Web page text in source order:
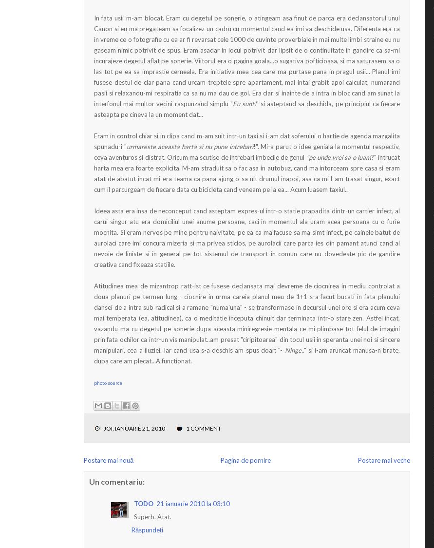
In fata usii m-am blocat. Eram cu degetul pe sonerie, o atingeam asa finut de parca era declansatorul unui
Canon si eu ma pregateam sa focalizez un cadru cu momentul cand ea imi va deschide usa. Diferenta era ca
in vreme ce o fotografie cu ea ar fi revarsat cele 1000 de cuvinte proverbiale in mai multe limbi straine eu nu
gaseam nimic potrivit de spus. Eram asadar in locul potrivit dar lipsit de o continuitate in gandire ca sa-mi
incurajeze degetul aflat pe sonerie. Viitorul era o pagina goala...o sugativa pofticioasa, si ma saturasem sa o
las tot pe ea sa imprastie cerneala. Era initiativa mea cea care ma purtase pana in pragul usii... Planul imi
fusese destul de clar pana cand urcam treptele spre apartament, mai intai grabit apoi calculat, numarand
pasii si relaxandu-mi respiratia ca sa nu ma dau de gol. Era clar si inainte de a intra in bloc cand am sunat la
interfonul mai multor vecini raspunzand simplu "Eu sunt!" si asteptand sa deschida, pe principiul ca fiecare
asteapta pe cineva la un moment dat...
Eram in control chiar si in clipa cand m-am suit intr-un taxi si i-am dat soferului o hartie de agenda mazgalita
spunadu-i "urmareste aceasta harta si nu pune intrebari!". Mi-a parut o idee geniala la momentul respectiv,
ceva aventuros si distrat. Oricum ma scutise de intrebari imbecile de genul "pe unde vrei sa o luam?" intrucat
harta mea era foarte explicita. M-am straduit sa o fac asa in autobuz, cand ma intorceam spre casa si eram
atat de abatut incat mi-era teama ca pana ajung o sa uit drumul inapoi, asa ca mi l-am trasat singur, exact
cum il parcurgeam de fiecare data cu bicicleta cand veneam pe la ea... Acum luasem taxiul..
Ideea asta era insa de neconceput cand asteptam expres-ul intr-o statie prapadita dintr-un cartier infect, al
carui singur atu era domiciliul unei anume persoane, caci in momentul ala uram acea persoana cu o furie
mocnita. Si eram nervos pe mine pentru naivitate, pe ea ca ma facuse sa ma simt infect, pe cainele batut de
aurolaci care imi concura mizeria si ma privea sticlos, pe aurolacii care parca ies din pamant atunci cand ai
nevoie de liniste si in general pe tot sistemul de transport in comun care nu dovedeste pic de gandire
creativa cand fixeaza statiile.
Atitudinea mea de mizantrop ratt-ist ce fusese declansata mai devreme de ciocnirea in mediu controlat a
doua planuri pe termen lung - ciocnire in urma careia planul meu de 1+1 s-a facut bucati in fata planului
dansei de a intra sub radical si a ramane "numa'una" - se transformase in decursul unei ore si era acum ceva
mai temperata (ea, atitudinea), ca o meditatie inceputa chinuit dar terminata intr-o stare zen. Astfel incat,
vazandu-ma cu degetul pe sonerie dupa aceasta miniregresie mentala ce-mi plimbase tot felul de imagini
prin fata ochilor ca intr-un vis manipulat..am presat "ciripitoarea" din tocul usii in speranta unei noi si sincere
manipulari, cea a iluziei. Iar cand usa s-a deschis am spus doar: "- Ninge.." si i-am aruncat manusa-n brate,
dupa care am plecat...A functionat.
photo source
JOI, IANUARIE 21, 2010 1 COMMENT
Postare mai nouă Postare mai veche
Pagina de pornire
Un comentariu:
TODO 21 ianuarie 2010 la 03:10
Superb. Atat.
Răspundeți